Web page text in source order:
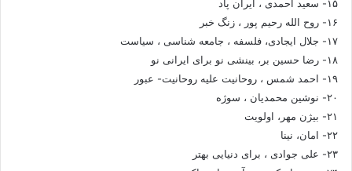
۱۵- سعید احمدی ، ایران پاد
۱۶- روح الله رحیم پور ، زنگ خبر
۱۷- جلال ایجادی، فلسفه ، جامعه شناسی ، سیاست
۱۸- رضا حسین بر، بینشی نو برای ایرانی نو
۱۹- احمد شمس ، روحانیت علیه روحانیت- عبور
۲۰- نوشین محمدیان ، سوژه
۲۱- بیژن مهر، اولویت
۲۲- امان، نینا
۲۳- علی جوادی ، برای دنیایی بهتر